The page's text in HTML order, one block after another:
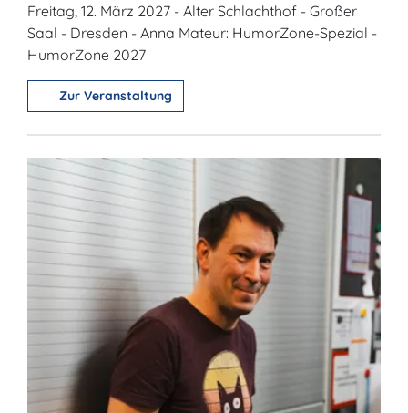
Freitag, 12. März 2027 - Alter Schlachthof - Großer
Saal - Dresden - Anna Mateur: HumorZone-Spezial -
HumorZone 2027
Zur Veranstaltung